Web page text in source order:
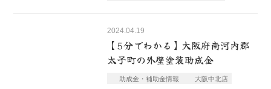
2024.04.19
【5分でわかる】大阪府南河内郡
太子町の外壁塗装助成金
助成金・補助金情報 大阪中北店